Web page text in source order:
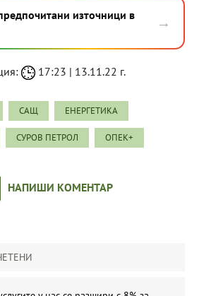
източници в
→
17:23 | 13.11.22 г.
САЩ ЕНЕРГЕТИКА
СУРОВ ПЕТРОЛ ОПЕК+
НАПИШИ КОМЕНТАР